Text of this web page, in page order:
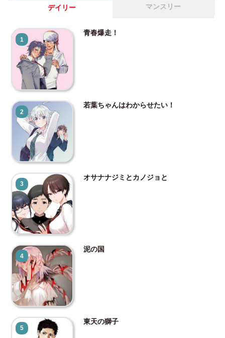
デイリー マンスリー
1
青春爆走！
2
若葉ちゃんはわからせたい！
3
オサナナジミとカノジョと
4
泥の国
5
東天の獅子